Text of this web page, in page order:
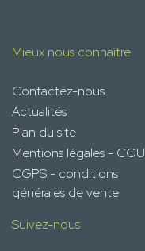
Mieux nous connaître
Contactez-nous
Actualités
Plan du site
Mentions légales - CGU
CGPS - conditions
générales de vente
Suivez-nous